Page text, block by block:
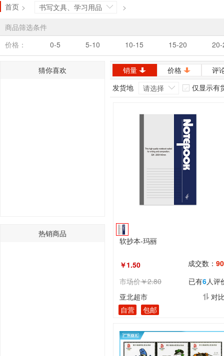
首页 > 书写文具、学习用品
>
商品筛选条件
价格：
0-5 5-10 10-15 15-20
猜你喜欢
热销商品
销量 价格
评
发货地
请选择 仅显示有
软抄本-玛丽
￥1.50 成交数： 90
市场价￥2.80 已有6人评
亚北超市
对
自营
包邮